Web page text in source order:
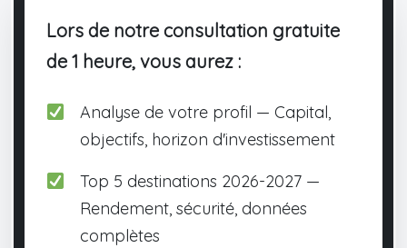
Lors de notre consultation gratuite
de 1 heure, vous aurez :
Analyse de votre profil — Capital,
objectifs, horizon d'investissement
Top 5 destinations 2026-2027 —
Rendement, sécurité, données
complètes